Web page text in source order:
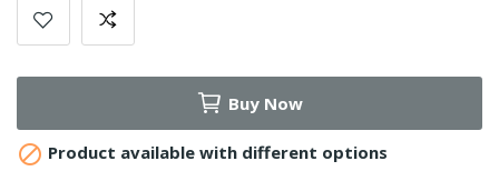
Buy Now
 Product available with different options